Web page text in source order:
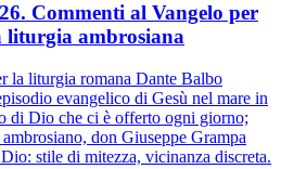
Commenti al Vangelo per
liturgia ambrosiana
la liturgia romana Dante Balbo
evangelico di Gesù nel mare in
di Dio che ci è offerto ogni giorno;
don Giuseppe Grampa
stile di mitezza, vicinanza discreta.